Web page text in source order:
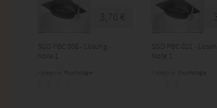
3,70 €
SGD PBC 008 - Lösung -
Note 1
Psychologie
SGD PBC 021 -
Note 1
Psychologie